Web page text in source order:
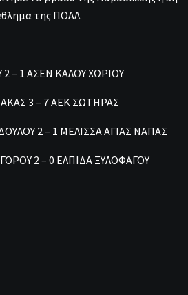
της ΠΟΑΛ.
– 1 ΑΣΕΝ ΚΑΛΟΥ ΧΩΡΙΟΥ
3 – 7 ΑΕΚ ΣΩΤΗΡΑΣ
2 – 1 ΜΕΛΙΣΣΑ ΑΓΙΑΣ ΝΑΠΑΣ
2 – 0 ΕΛΠΙΔΑ ΞΥΛΟΦΑΓΟΥ